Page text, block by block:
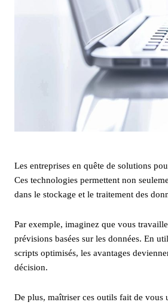
Les entreprises en quête de solutions
Ces technologies permettent non
dans le stockage et le traitement des
Par exemple, imaginez que vous
prévisions basées sur les données. En
scripts optimisés, les avantages
décision.
De plus, maîtriser ces outils fait de vous